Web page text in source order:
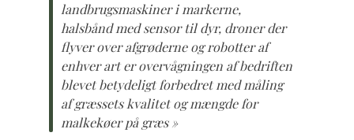
landbrugsmaskiner i markerne,
halsbånd med sensor til dyr, droner der
flyver over afgrøderne og robotter af
enhver art er overvågningen af bedriften
blevet betydeligt forbedret med måling
af græssets kvalitet og mængde for
malkekøer på græs »